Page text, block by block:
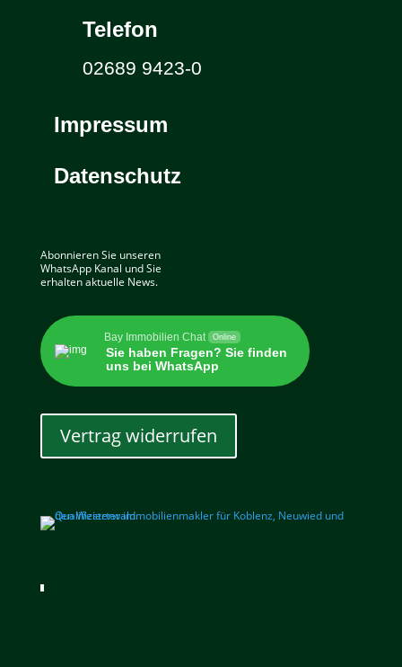
Telefon
02689 9423-0
Impressum
Datenschutz
Abonnieren Sie unseren
WhatsApp Kanal und Sie
erhalten aktuelle News.
Bay Immobilien Chat Online
Sie haben Fragen? Sie finden
uns bei WhatsApp
Vertrag widerrufen